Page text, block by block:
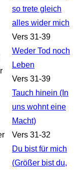
so trete gleich
alles wider mich
Vers 31-39
Weder Tod noch
Leben
Vers 31-39
Tauch hinein (In
uns wohnt eine
Macht)
Vers 31-32
Du bist für mich
(Größer bist du,